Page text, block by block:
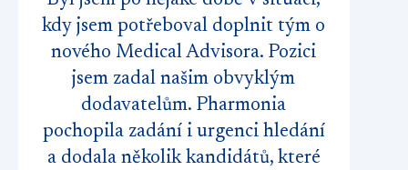
kdy jsem potřeboval doplnit tým o
nového Medical Advisora. Pozici
jsem zadal našim obvyklým
dodavatelům. Pharmonia
pochopila zadání i urgenci hledání
a dodala několik kandidátů, které